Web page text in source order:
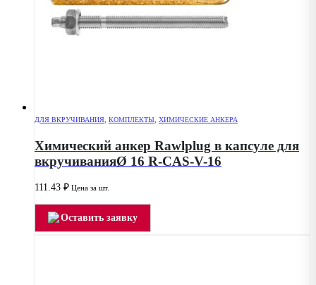
ДЛЯ ВКРУЧИВАНИЯ КОМПЛЕКТЫ ХИМИЧЕСКИЕ АНКЕРА
Химический анкер Rawlplug в капсуле для
вкручиванияØ 16 R-CAS-V-16
111.43 ₽ Цена за шт.
Оставить заявку